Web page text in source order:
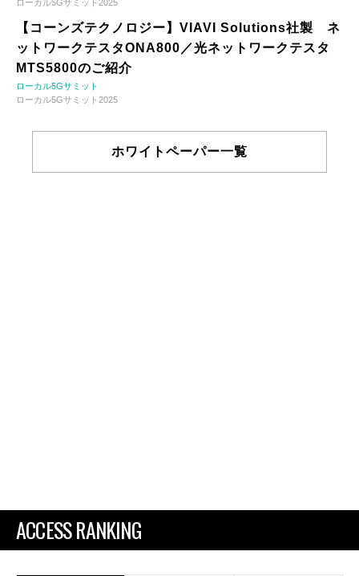
ローカル5Gサミット2025
【コーンズテクノロジー】VIAVI Solutions社製 ネ
ットワークテスタONA800／光ネットワークテスタ
MTS5800のご紹介
ローカル5Gサミット
ローカル5Gサミット2025
ホワイトペーパー一覧
ACCESS RANKING